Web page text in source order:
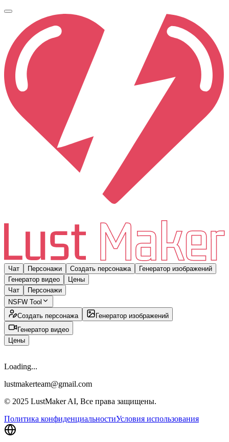
Чат Персонажи Создать персонажа
Генератор изображений
Генератор видео
Цены
Чат
Персонажи
NSFW Tool
Создать персонажа
Генератор изображений
Генератор видео
Цены
Loading...
lustmakerteam@gmail.com
© 2025 LustMaker AI, Все права защищены.
Политика конфиденциальностиУсловия использования